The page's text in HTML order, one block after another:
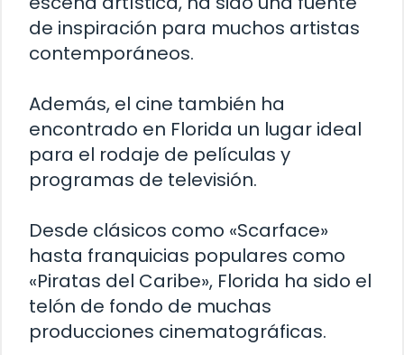
de inspiración para muchos artistas
contemporáneos.
Además, el cine también ha
encontrado en Florida un lugar ideal
para el rodaje de películas y
programas de televisión.
Desde clásicos como «Scarface»
hasta franquicias populares como
«Piratas del Caribe», Florida ha sido el
telón de fondo de muchas
producciones cinematográficas.